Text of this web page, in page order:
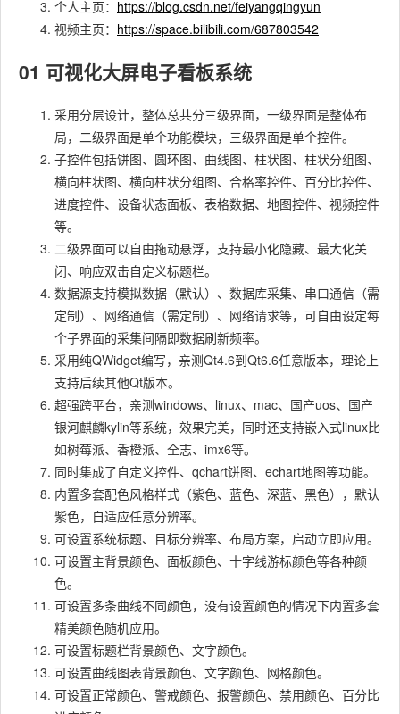
个人主页： https://blog.csdn.net/feiyangqingyun
视频主页： https://space.bilibili.com/687803542
01 可视化大屏电子看板系统
采用分层设计，整体总共分三级界面，一级界面是整体布
局，二级界面是单个功能模块，三级界面是单个控件。
子控件包括饼图、圆环图、曲线图、柱状图、柱状分组图、
横向柱状图、横向柱状分组图、合格率控件、百分比控件、
进度控件、设备状态面板、表格数据、地图控件、视频控件
等。
二级界面可以自由拖动悬浮，支持最小化隐藏、最大化关
闭、响应双击自定义标题栏。
数据源支持模拟数据（默认）、数据库采集、串口通信（需
定制）、网络通信（需定制）、网络请求等，可自由设定每
个子界面的采集间隔即数据刷新频率。
采用纯QWidget编写，亲测Qt4.6到Qt6.6任意版本，理论上
支持后续其他Qt版本。
超强跨平台，亲测windows、linux、mac、国产uos、国产
银河麒麟kylin等系统，效果完美，同时还支持嵌入式linux比
如树莓派、香橙派、全志、imx6等。
同时集成了自定义控件、qchart饼图、echart地图等功能。
内置多套配色风格样式（紫色、蓝色、深蓝、黑色），默认
紫色，自适应任意分辨率。
可设置系统标题、目标分辨率、布局方案，启动立即应用。
可设置主背景颜色、面板颜色、十字线游标颜色等各种颜
色。
可设置多条曲线不同颜色，没有设置颜色的情况下内置多套
精美颜色随机应用。
可设置标题栏背景颜色、文字颜色。
可设置曲线图表背景颜色、文字颜色、网格颜色。
可设置正常颜色、警戒颜色、报警颜色、禁用颜色、百分比